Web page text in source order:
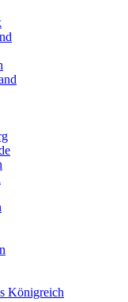
Königreich